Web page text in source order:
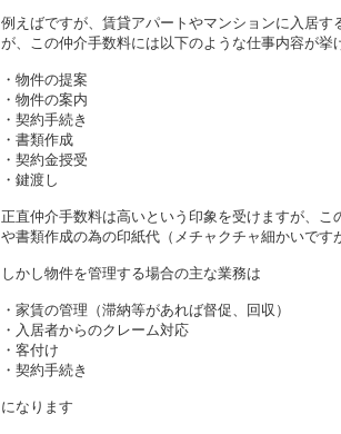
例えばですが、賃貸アパートやマンションに入居
が、この仲介手数料には以下のような仕事内容が挙
・物件の提案
・物件の案内
・契約手続き
・書類作成
・契約金授受
・鍵渡し
正直仲介手数料は高いという印象を受けますが、
や書類作成の為の印紙代（メチャクチャ細かいです
しかし物件を管理する場合の主な業務は
・家賃の管理（滞納等があれば督促、回収）
・入居者からのクレーム対応
・客付け
・契約手続き
になります